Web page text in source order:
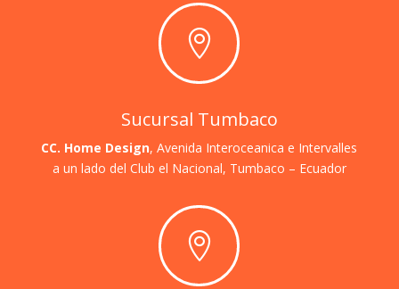

Sucursal Tumbaco
CC. Home Design, Avenida Interoceanica e Intervalles
a un lado del Club el Nacional, Tumbaco – Ecuador
